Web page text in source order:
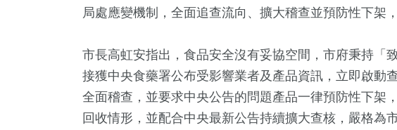
局處應變機制，全面追查流向、擴大稽查並預防性下架
市長高虹安指出，食品安全沒有妥協空間，市府秉持「
接獲中央食藥署公布受影響業者及產品資訊，立即啟動
全面稽查，並要求中央公告的問題產品一律預防性下架
回收情形，並配合中央最新公告持續擴大查核，嚴格為市
+
兩岸道教文化交
10+
海峽論壇專區
1+
兩岸藝苑天地
57+
美食